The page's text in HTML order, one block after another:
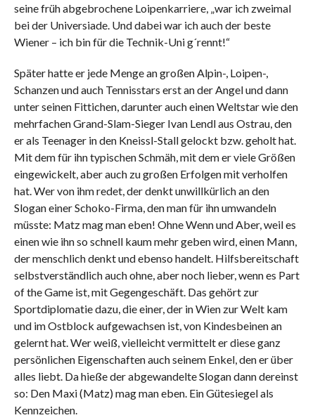
seine früh abgebrochene Loipenkarriere, „war ich zweimal
bei der Universiade. Und dabei war ich auch der beste
Wiener – ich bin für die Technik-Uni g´rennt!“
Später hatte er jede Menge an großen Alpin-, Loipen-,
Schanzen und auch Tennisstars erst an der Angel und dann
unter seinen Fittichen, darunter auch einen Weltstar wie den
mehrfachen Grand-Slam-Sieger Ivan Lendl aus Ostrau, den
er als Teenager in den Kneissl-Stall gelockt bzw. geholt hat.
Mit dem für ihn typischen Schmäh, mit dem er viele Größen
eingewickelt, aber auch zu großen Erfolgen mit verholfen
hat. Wer von ihm redet, der denkt unwillkürlich an den
Slogan einer Schoko-Firma, den man für ihn umwandeln
müsste: Matz mag man eben! Ohne Wenn und Aber, weil es
einen wie ihn so schnell kaum mehr geben wird, einen Mann,
der menschlich denkt und ebenso handelt. Hilfsbereitschaft
selbstverständlich auch ohne, aber noch lieber, wenn es Part
of the Game ist, mit Gegengeschäft. Das gehört zur
Sportdiplomatie dazu, die einer, der in Wien zur Welt kam
und im Ostblock aufgewachsen ist, von Kindesbeinen an
gelernt hat. Wer weiß, vielleicht vermittelt er diese ganz
persönlichen Eigenschaften auch seinem Enkel, den er über
alles liebt. Da hieße der abgewandelte Slogan dann dereinst
so: Den Maxi (Matz) mag man eben. Ein Gütesiegel als
Kennzeichen.